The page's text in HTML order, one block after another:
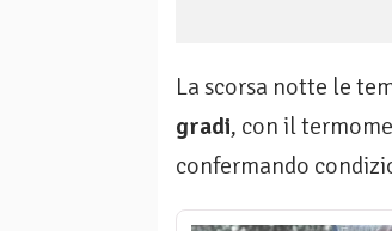
La scorsa notte le
gradi, con il
confermando